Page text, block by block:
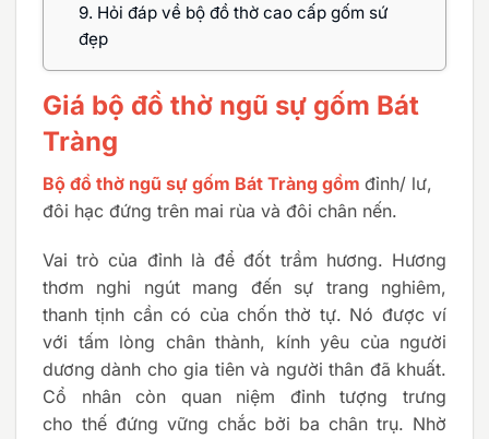
9. Hỏi đáp về bộ đồ thờ cao cấp gốm sứ
đẹp
Giá bộ đồ thờ ngũ sự gốm Bát
Tràng
Bộ đồ thờ ngũ sự gốm Bát Tràng gồm đỉnh/ lư,
đôi hạc đứng trên mai rùa và đôi chân nến.
Vai trò của đỉnh là để đốt trầm hương. Hương
thơm nghi ngút mang đến sự trang nghiêm,
thanh tịnh cần có của chốn thờ tự. Nó được ví
với tấm lòng chân thành, kính yêu của người
dương dành cho gia tiên và người thân đã khuất.
Cổ nhân còn quan niệm đỉnh tượng trưng
cho thế đứng vững chắc bởi ba chân trụ. Nhờ